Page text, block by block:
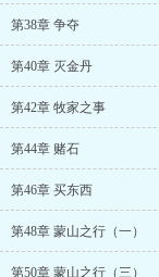
第38章 争夺
第40章 灭金丹
第42章 牧家之事
第44章 赌石
第46章 买东西
第48章 蒙山之行（一）
第50章 蒙山之行（三）